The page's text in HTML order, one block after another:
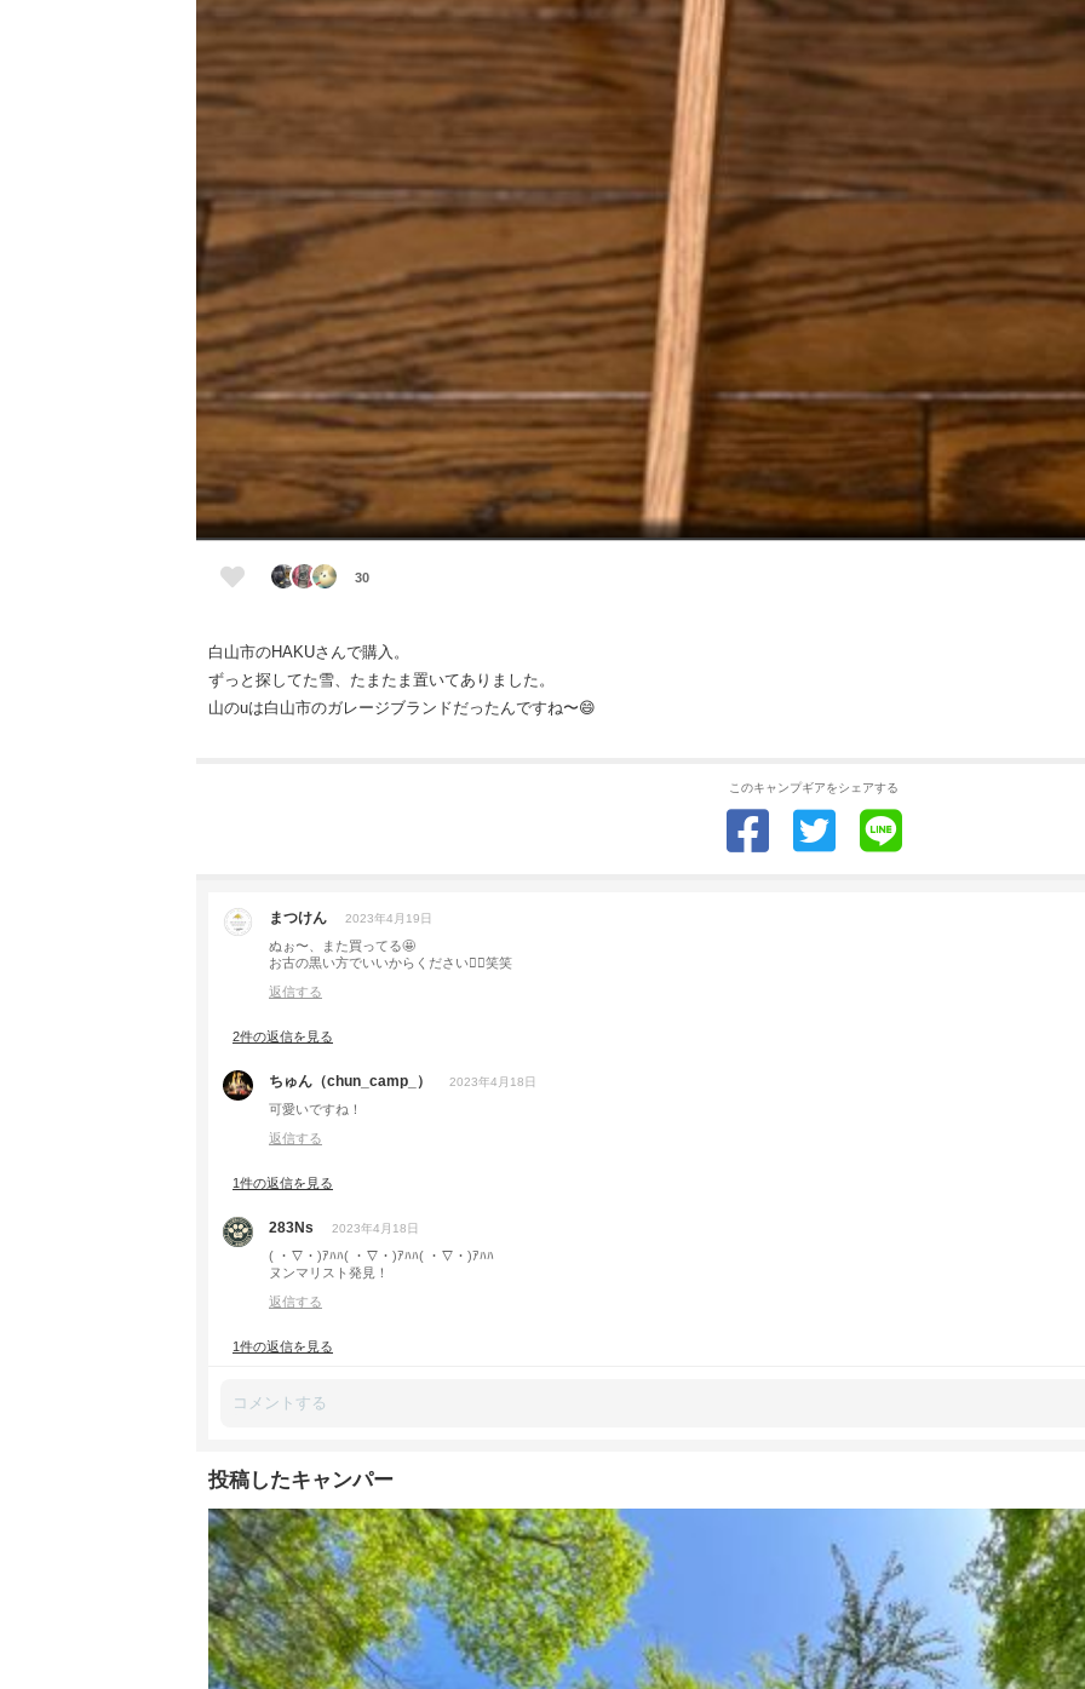
30
白山市のHAKUさんで購入。
ずっと探してた雪、たまたま置いてありました。
山のuは白山市のガレージブランドだったんですね〜😄
このキャンプギアをシェアする
まつけん 2023年4月19日
ぬぉ〜、また買ってる🤩
お古の黒い方でいいからください🙇‍♂️笑笑
返信する
2件の返信を見る
ちゅん（chun_camp_） 2023年4月18日
可愛いですね！
返信する
1件の返信を見る
283Ns 2023年4月18日
( ・∇・)ｱﾊﾊ( ・∇・)ｱﾊﾊ( ・∇・)ｱﾊﾊ
ヌンマリスト発見！
返信する
1件の返信を見る
投稿したキャンパー